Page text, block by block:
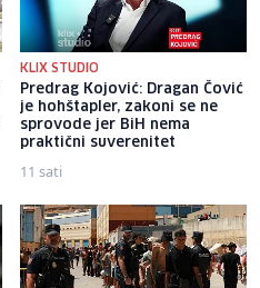
KLIX STUDIO
Predrag Kojović: Dragan Čović
je hohštapler, zakoni se ne
sprovode jer BiH nema
praktični suverenitet
11 sati